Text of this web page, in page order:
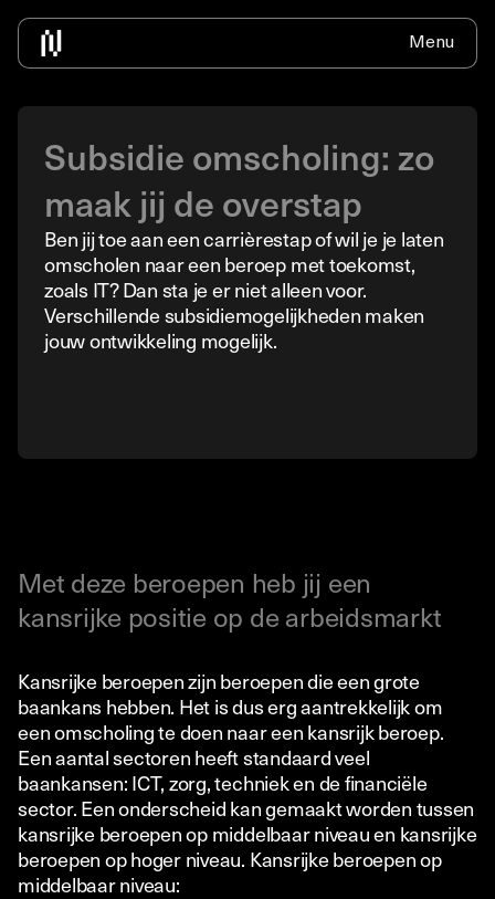
Menu
Home
IT Traineeship info
ICT zonder vooropleiding
Werkend leren
Omscholen ICT informatie
Vacature Traineeship
Detacheren
Newdesk
Over ons
Alle nieuws
Detacheren
Solliciteer
Subsidie omscholing: zo
maak jij de overstap
Ben jij toe aan een carrièrestap of wil je je laten
omscholen naar een beroep met toekomst,
zoals IT? Dan sta je er niet alleen voor.
Verschillende subsidiemogelijkheden maken
jouw ontwikkeling mogelijk.
Met deze beroepen heb jij een
kansrijke positie op de arbeidsmarkt
Kansrijke beroepen zijn beroepen die een grote
baankans hebben. Het is dus erg aantrekkelijk om
een omscholing te doen naar een kansrijk beroep.
Een aantal sectoren heeft standaard veel
baankansen: ICT, zorg, techniek en de financiële
sector. Een onderscheid kan gemaakt worden tussen
kansrijke beroepen op middelbaar niveau en kansrijke
beroepen op hoger niveau. Kansrijke beroepen op
middelbaar niveau: